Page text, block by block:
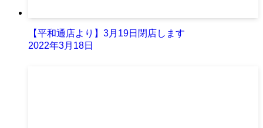
【平和通店より】3月19日閉店します
2022年3月18日